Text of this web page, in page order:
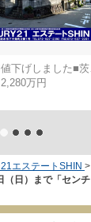
2,280万円
エステートSHIN >
日）まで「セン